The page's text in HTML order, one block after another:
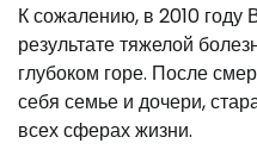
К сожалению, в 2010 году
результате тяжелой
глубоком горе. После
себя семье и дочери,
всех сферах жизни.